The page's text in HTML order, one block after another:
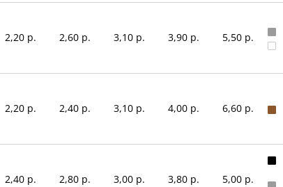
2,20 р. 2,60 р. 3,10 р. 3,90 р. 5,50 р.
2,20 р. 2,40 р. 3,10 р. 4,00 р. 6,60 р.
2,40 р. 2,80 р. 3,00 р. 3,80 р. 5,00 р.